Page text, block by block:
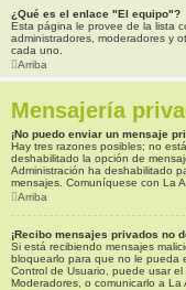
¿Qué es el enlace "El equipo"?
Esta página le provee de la lista
administradores, moderadores y
cada uno.
Arriba
Mensajería
¡No puedo enviar un mensaje
Hay tres razones posibles; no
deshabilitado la opción de
Administración ha deshabilitado
mensajes. Comuníquese con La
Arriba
¡Recibo mensajes privados no
Si está recibiendo mensajes
bloquearlo para que no le pueda
Control de Usuario, puede usar
Moderadores, o comunicarlo a La